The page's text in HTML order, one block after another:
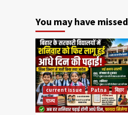
You may have missed
current issue Patna
बिहार
राज्य